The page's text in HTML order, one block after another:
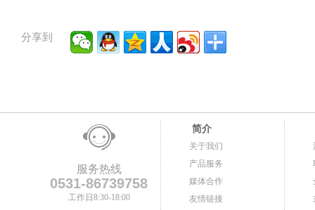
分享到
服务热线
0531-86739758
工作日8:30-18:00
简介
关于我们
产品服务
媒体合作
友情链接